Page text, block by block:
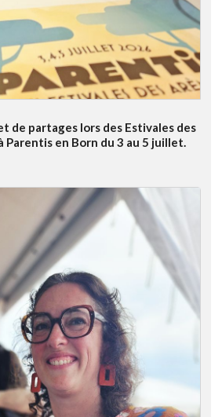
de partages lors des Estivales des
Parentis en Born du 3 au 5 juillet.